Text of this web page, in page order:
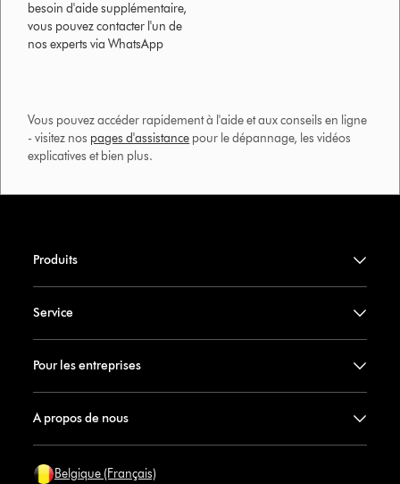
besoin d'aide supplémentaire,
vous pouvez contacter l'un de
nos experts via WhatsApp
Vous pouvez accéder rapidement à l'aide et aux conseils en ligne
- visitez nos pages d'assistance pour le dépannage, les vidéos
explicatives et bien plus.​
Produits
Service
Pour les entreprises
A propos de nous
Belgique (Français)